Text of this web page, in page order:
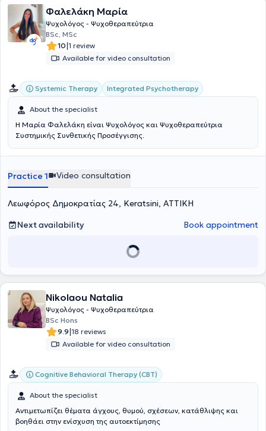
personal “journey,” helping them explore thoughts and emotions and
gain a deeper understanding of themselves and others.
Φαλελάκη Μαρία
Ψυχολόγος - Ψυχοθεραπεύτρια
BSc, MSc
10|1 review
Available for video consultation
Systemic Therapy Integrated Psychotherapy
About the specialist
Η Μαρία Φαλελάκη είναι Ψυχολόγος και Ψυχοθεραπεύτρια
Συστημικής Συνθετικής Προσέγγισης.
Practice 1 Video consultation
Λεωφόρος Δημοκρατίας 24, Keratsini, ΑΤΤΙΚΗ
Next availability
Book appointment
Nikolaou Natalia
Ψυχολόγος - Ψυχοθεραπεύτρια
BSc Hons
9.9|18 reviews
Available for video consultation
Cognitive Behavioral Therapy (CBT)
About the specialist
Αντιμετωπίζει θέματα άγχους, θυμού, σχέσεων, κατάθλιψης και
βοηθάει στην ενίσχυση της αυτοεκτίμησης